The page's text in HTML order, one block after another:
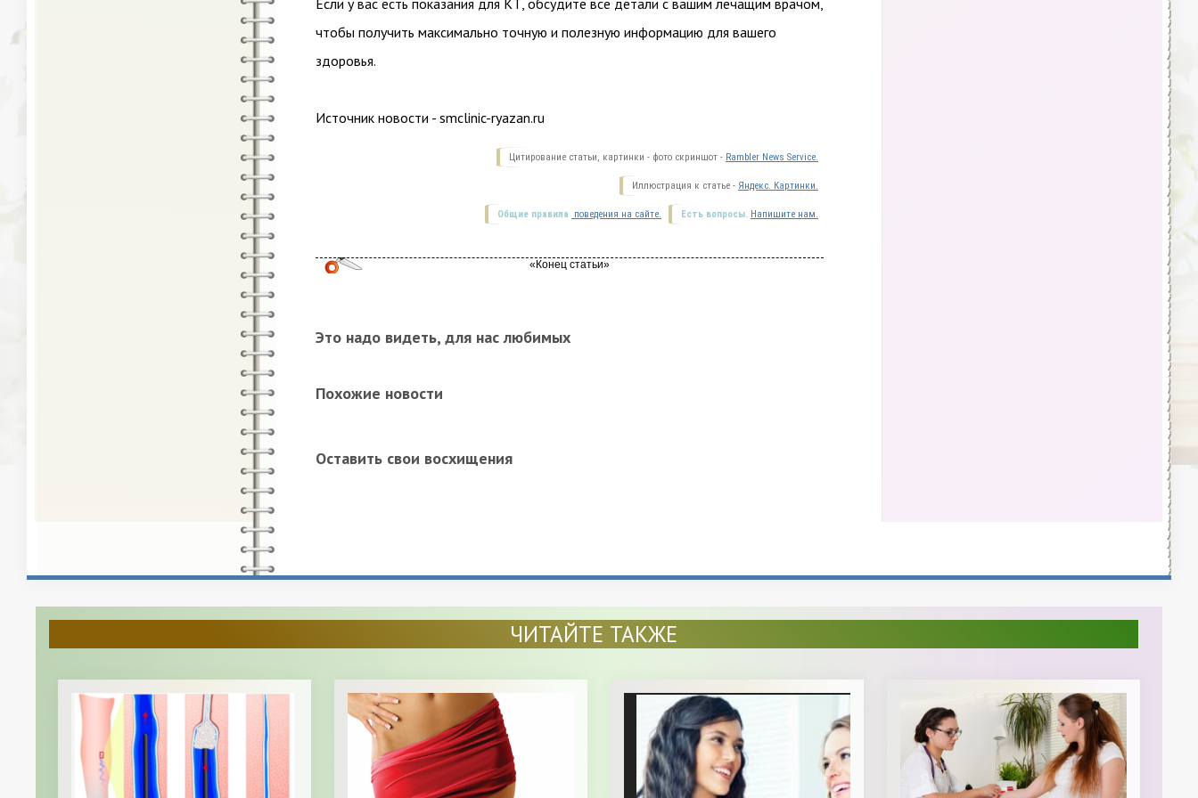
Если у вас есть показания для КТ, обсудите все детали с вашим лечащим врачом,
чтобы получить максимально точную и полезную информацию для вашего
здоровья.
Источник новости - smclinic-ryazan.ru
Цитирование статьи, картинки - фото скриншот - Rambler News Service.
Иллюстрация к статье - Яндекс. Картинки.
Есть вопросы. Напишите нам.
Общие правила поведения на сайте.
Это надо видеть, для нас любимых
Похожие новости
Оставить свои восхищения
ЧИТАЙТЕ ТАКЖЕ